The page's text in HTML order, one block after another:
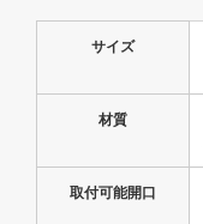
サイズ
材質
取付可能開口